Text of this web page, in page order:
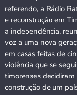
referendo, a Rádio
e reconstrução em
a independência,
voz a uma nova
em casas feitas de
violência que se
timorenses
construção de um